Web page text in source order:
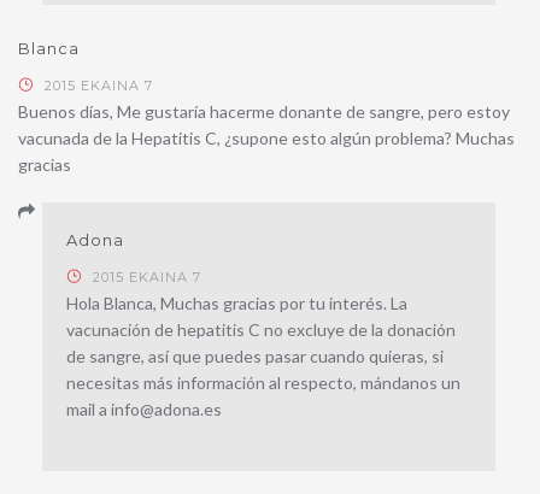
Blanca
2015 EKAINA 7
Buenos días, Me gustaría hacerme donante de sangre, pero estoy
vacunada de la Hepatitis C, ¿supone esto algún problema? Muchas
gracias
Adona
2015 EKAINA 7
Hola Blanca, Muchas gracias por tu interés. La
vacunación de hepatitis C no excluye de la donación
de sangre, así que puedes pasar cuando quieras, si
necesitas más información al respecto, mándanos un
mail a info@adona.es